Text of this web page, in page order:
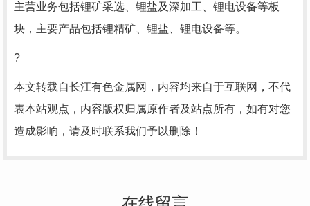
主营业务包括锂矿采选、锂盐及深加工、锂电设备等板
块，主要产品包括锂精矿、锂盐、锂电设备等。
?
本文转载自长江有色金属网，内容均来自于互联网，不代
表本站观点，内容版权归属原作者及站点所有，如有对您
造成影响，请及时联系我们予以删除！